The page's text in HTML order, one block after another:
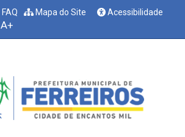
FAQ Mapa do Site
Acessibilidade
A+